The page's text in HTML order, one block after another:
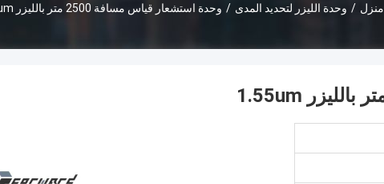
منزل / وحدة الليزر لتحديد المدى / وحدة استشعار قياس مسافة 2500 متر بالليزر 1.55um